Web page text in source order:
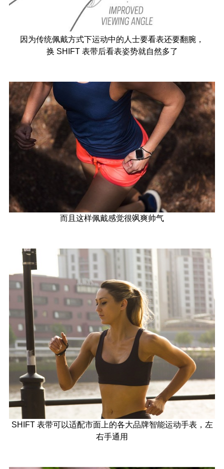
因为传统佩戴方式下运动中的人士要看表还要翻腕，
换 SHIFT 表带后看表姿势就自然多了
而且这样佩戴感觉很飒爽帅气
SHIFT 表带可以适配市面上的各大品牌智能运动手表，左
右手通用